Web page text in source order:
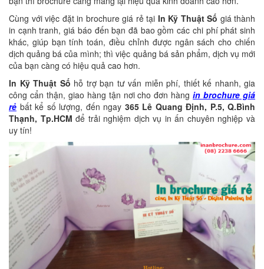
Cùng với việc đặt in brochure giá rẻ tại In Kỹ Thuật Số giá thành
in cạnh tranh, giá báo đến bạn đã bao gồm các chi phí phát sinh
khác, giúp bạn tính toán, điều chỉnh được ngân sách cho chiến
dịch quảng bá của mình; thì việc quảng bá sản phẩm, dịch vụ mới
của bạn càng có hiệu quả cao hơn.
In Kỹ Thuật Số hỗ trợ bạn tư vấn miễn phí, thiết kế nhanh, gia
công cẩn thận, giao hàng tận nơi cho đơn hàngin brochure giá
rẻ bất kể số lượng, đến ngay 365 Lê Quang Định, P.5, Q.Bình
Thạnh, Tp.HCMđể trải nghiệm dịch vụ in ấn chuyên nghiệp và
uy tín!